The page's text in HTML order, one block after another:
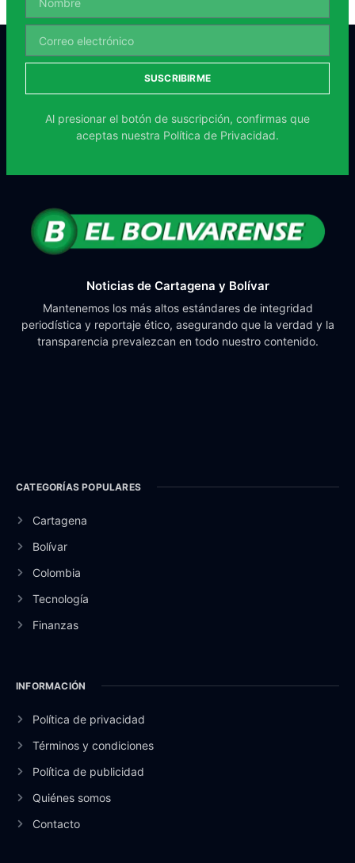
SUSCRIBIRME
Al presionar el botón de suscripción, confirmas que
aceptas nuestra Política de Privacidad.
Noticias de Cartagena y Bolívar
Mantenemos los más altos estándares de integridad
periodística y reportaje ético, asegurando que la verdad y la
transparencia prevalezcan en todo nuestro contenido.
CATEGORÍAS POPULARES
Cartagena
Bolívar
Colombia
Tecnología
Finanzas
INFORMACIÓN
Política de privacidad
Términos y condiciones
Política de publicidad
Quiénes somos
Contacto